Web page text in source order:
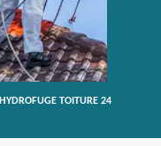
HYDROFUGE TOITURE 24